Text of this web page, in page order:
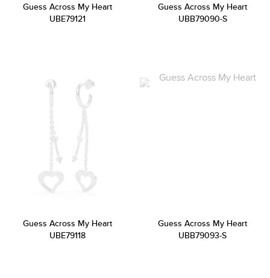
Guess Across My Heart
UBE79121
Guess Across My Heart
UBB79090-S
Guess Across My Heart
UBE79118
Guess Across My Heart
UBB79093-S